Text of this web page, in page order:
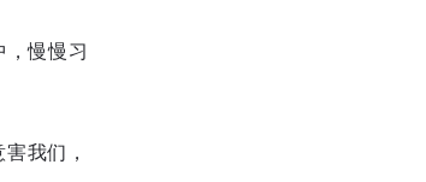
，慢慢习
我们，